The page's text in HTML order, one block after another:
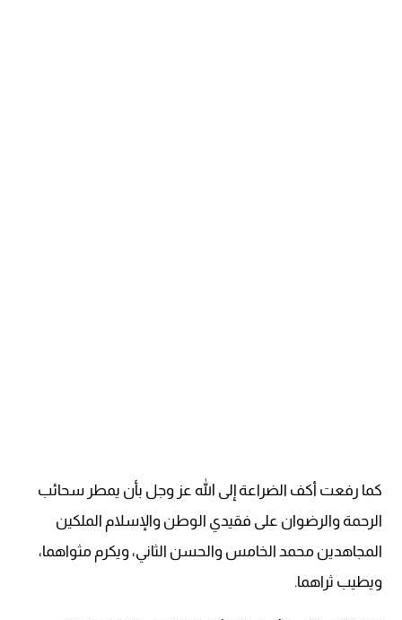
كما رفعت أكف الضراعة إلى الله عز وجل بأن يمطر سحائب
الرحمة والرضوان على فقيدي الوطن والإسلام الملكين
المجاهدين محمد الخامس والحسن الثاني، ويكرم مثواهما،
ويطيب ثراهما.